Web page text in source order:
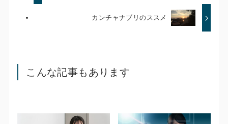
カンチャナブリのススメ
こんな記事もあります